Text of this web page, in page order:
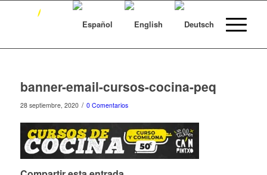
banner-email-cursos-cocina-peq
28 septiembre, 2020 / 0 Comentarios